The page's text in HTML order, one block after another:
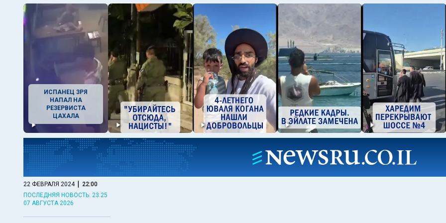
ИСПАНЕЦ ЗРЯ
НАПАЛ НА
РЕЗЕРВИСТА
ЦАХАЛА
22 ФЕВРАЛЯ 2024 | 22:00
ПОСЛЕДНЯЯ НОВОСТЬ: 23:25
07 АВГУСТА 2026